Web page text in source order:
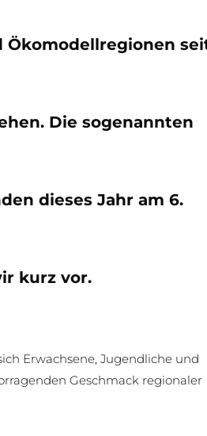
Ökomodellregionen
Die sogenannten
dieses Jahr am 6.
kurz vor.
Erwachsene, Jugendliche und
Geschmack regionaler